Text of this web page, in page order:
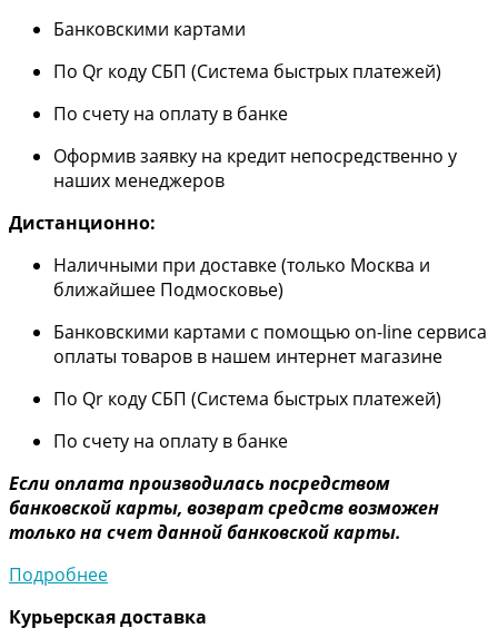
Банковскими картами
По Qr коду СБП (Система быстрых платежей)
По счету на оплату в банке
Оформив заявку на кредит непосредственно у
наших менеджеров
Дистанционно:
Наличными при доставке (только Москва и
ближайшее Подмосковье)
Банковскими картами с помощью on-line сервиса
оплаты товаров в нашем интернет магазине
По Qr коду СБП (Система быстрых платежей)
По счету на оплату в банке
Если оплата производилась посредством
банковской карты, возврат средств возможен
только на счет данной банковской карты.
Подробнее
Курьерская доставка